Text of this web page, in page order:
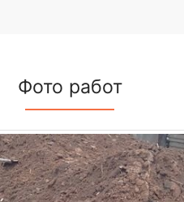
Фото работ